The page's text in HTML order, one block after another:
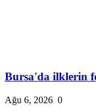
Bursa'da ilklerin
Ağu 6, 2026 0